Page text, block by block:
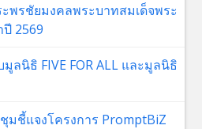
ะพรชัยมงคลพระบาทสมเด็จพระ
ปี 2569
ลนิธิ FIVE FOR ALL และมูลนิธิ
ชุมชี้แจงโครงการ PromptBiZ